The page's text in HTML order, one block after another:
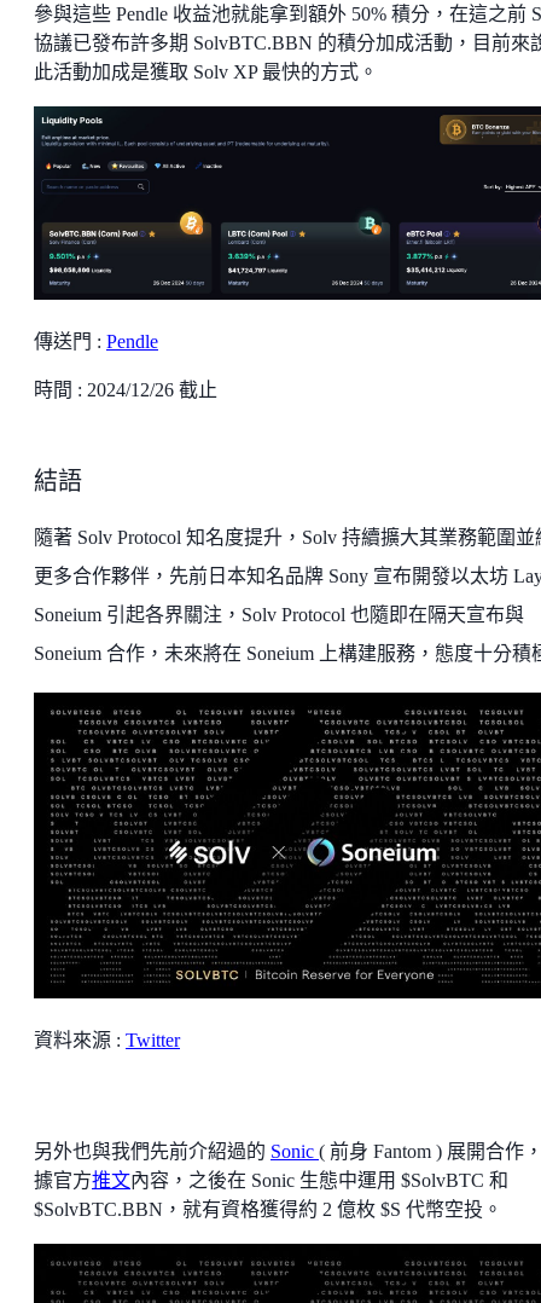
參與這些 Pendle 收益池就能拿到額外 50% 積分，在這之前
協議已發布許多期 SolvBTC.BBN 的積分加成活動，目前來
此活動加成是獲取 Solv XP 最快的方式。
傳送門 : Pendle
時間 : 2024/12/26 截止
結語
隨著 Solv Protocol 知名度提升，Solv 持續擴大其業務範圍並
更多合作夥伴，先前日本知名品牌 Sony 宣布開發以太坊
Soneium 引起各界關注，Solv Protocol 也隨即在隔天宣布與
Soneium 合作，未來將在 Soneium 上構建服務，態度十分積
資料來源 : Twitter
另外也與我們先前介紹過的 Sonic ( 前身 Fantom ) 展開合作
據官方推文內容，之後在 Sonic 生態中運用 $SolvBTC 和
$SolvBTC.BBN，就有資格獲得約 2 億枚 $S 代幣空投。